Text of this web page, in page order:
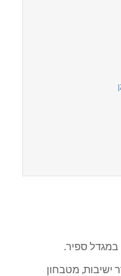
ספיר.
חדר ישיבות, מטבחון